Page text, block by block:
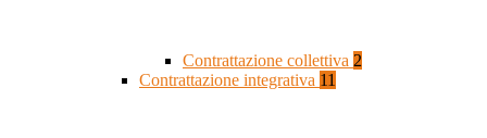
Contrattazione collettiva 2
Contrattazione integrativa 11